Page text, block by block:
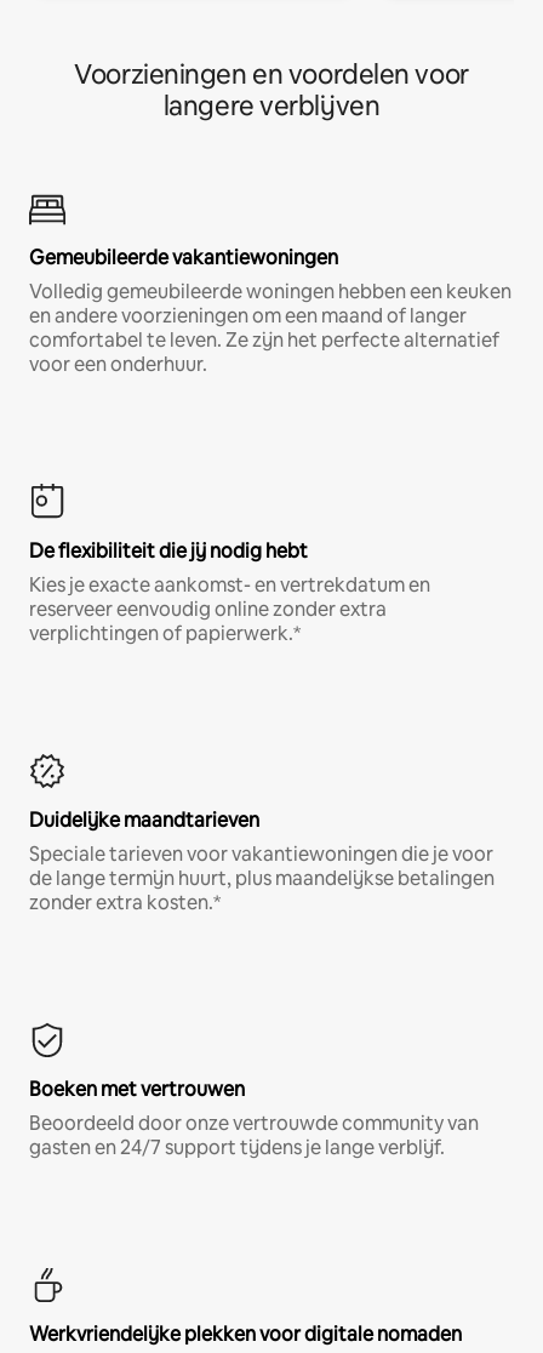
Voorzieningen en voordelen voor
langere verblijven
Gemeubileerde vakantiewoningen
Volledig gemeubileerde woningen hebben een keuken
en andere voorzieningen om een maand of langer
comfortabel te leven. Ze zijn het perfecte alternatief
voor een onderhuur.
De flexibiliteit die jij nodig hebt
Kies je exacte aankomst- en vertrekdatum en
reserveer eenvoudig online zonder extra
verplichtingen of papierwerk.*
Duidelijke maandtarieven
Speciale tarieven voor vakantiewoningen die je voor
de lange termijn huurt, plus maandelijkse betalingen
zonder extra kosten.*
Boeken met vertrouwen
Beoordeeld door onze vertrouwde community van
gasten en 24/7 support tijdens je lange verblijf.
Werkvriendelijke plekken voor digitale nomaden